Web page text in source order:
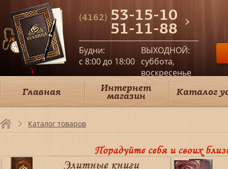
(4162) 53-15-10
51-11-88
Будни:
c 8:00 до 18:00
ВЫХОДНОЙ:
суббота,
воскресенье
Главная Интернет
магазин Каталог
Каталог товаров